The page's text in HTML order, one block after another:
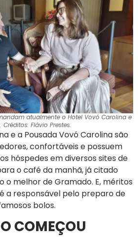
atualmente o Hotel Vovó Carolina e
Flávio Prestes.
e a Pousada Vovó Carolina são
confortáveis e possuem
hóspedes em diversos sites de
o café da manhã, já citado
o melhor de Gramado. E, méritos
a responsável pelo preparo de
bolos.
COMEÇOU